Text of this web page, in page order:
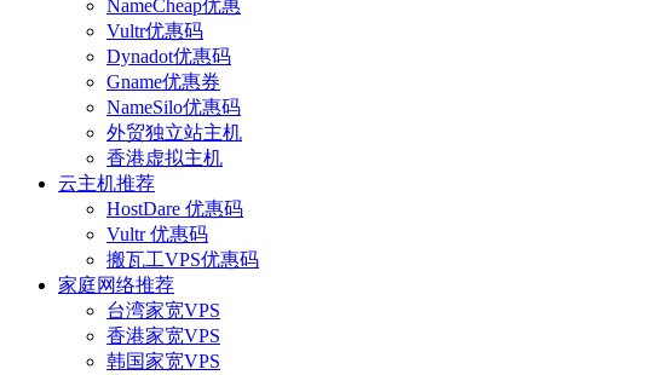
NameCheap优惠
Vultr优惠码
Dynadot优惠码
Gname优惠券
NameSilo优惠码
外贸独立站主机
香港虚拟主机
云主机推荐
HostDare 优惠码
Vultr 优惠码
搬瓦工VPS优惠码
家庭网络推荐
台湾家宽VPS
香港家宽VPS
韩国家宽VPS